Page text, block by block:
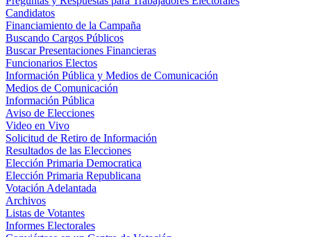
Candidatos
Financiamiento de la Campaña
Buscando Cargos Públicos
Buscar Presentaciones Financieras
Funcionarios Electos
Información Pública y Medios de Comunicación
Medios de Comunicación
Información Pública
Aviso de Elecciones
Video en Vivo
Solicitud de Retiro de Información
Resultados de las Elecciones
Elección Primaria Democratica
Elección Primaria Republicana
Votación Adelantada
Archivos
Listas de Votantes
Informes Electorales